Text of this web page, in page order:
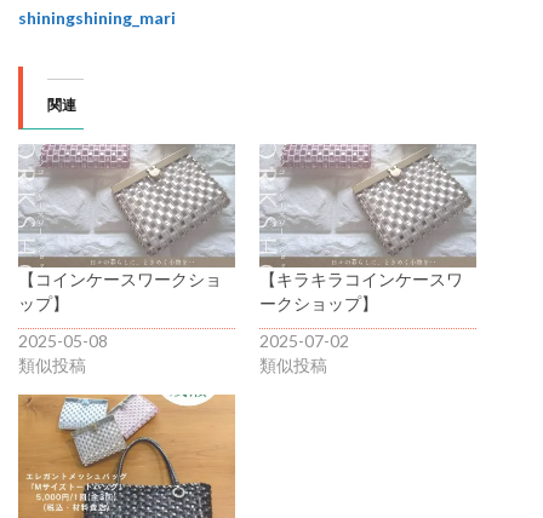
shiningshining_mari
関連
【コインケースワークショ
ップ】
2025-05-08
類似投稿
【キラキラコインケースワ
ークショップ】
2025-07-02
類似投稿